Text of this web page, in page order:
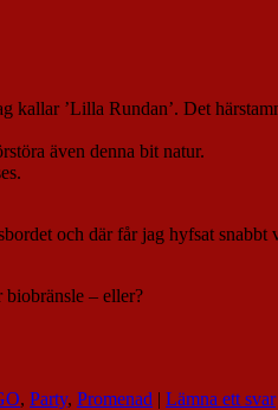
kallar ’Lilla Rundan’. Det
även denna bit natur.
och där får jag hyfsat
biobränsle – eller?
, Party, Promenad | Lämna ett svar